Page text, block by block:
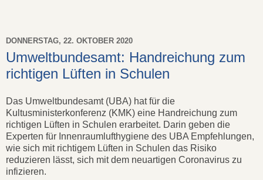
DONNERSTAG, 22. OKTOBER 2020
Umweltbundesamt: Handreichung zum
richtigen Lüften in Schulen
Das Umweltbundesamt (UBA) hat für die
Kultusministerkonferenz (KMK) eine Handreichung zum
richtigen Lüften in Schulen erarbeitet. Darin geben die
Experten für Innenraumlufthygiene des UBA Empfehlungen,
wie sich mit richtigem Lüften in Schulen das Risiko
reduzieren lässt, sich mit dem neuartigen Coronavirus zu
infizieren.